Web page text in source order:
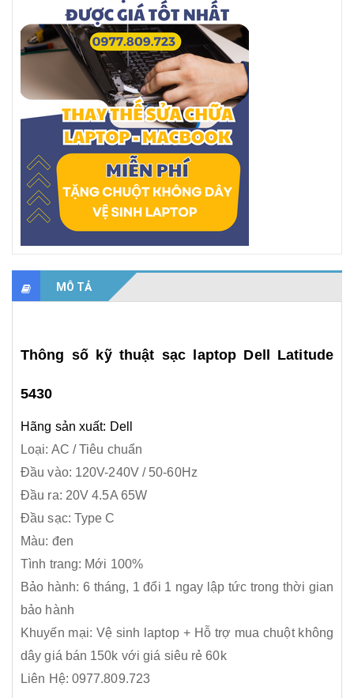
MÔ TẢ
Thông số kỹ thuật sạc laptop Dell Latitude
5430
Hãng sản xuất: Dell
Loại: AC / Tiêu chuẩn
Đầu vào: 120V-240V / 50-60Hz
Đầu ra: 20V 4.5A 65W
Đầu sạc: Type C
Màu: đen
Tình trang: Mới 100%
Bảo hành: 6 tháng, 1 đổi 1 ngay lập tức trong thời gian
bảo hành
Khuyến mại: Vệ sinh laptop + Hỗ trợ mua chuột không
dây giá bán 150k với giá siêu rẻ 60k
Liên Hệ: 0977.809.723